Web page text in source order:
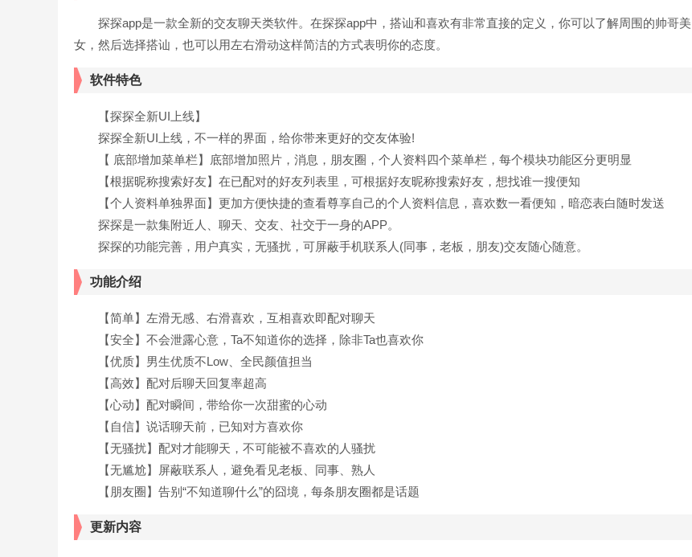
探探app是一款全新的交友聊天类软件。在探探app中，搭讪和喜欢有非常直接的定义，你可以了解周围的帅哥美
女，然后选择搭讪，也可以用左右滑动这样简洁的方式表明你的态度。
软件特色
【探探全新UI上线】
探探全新UI上线，不一样的界面，给你带来更好的交友体验!
【 底部增加菜单栏】底部增加照片，消息，朋友圈，个人资料四个菜单栏，每个模块功能区分更明显
【根据昵称搜索好友】在已配对的好友列表里，可根据好友昵称搜索好友，想找谁一搜便知
【个人资料单独界面】更加方便快捷的查看尊享自己的个人资料信息，喜欢数一看便知，暗恋表白随时发送
探探是一款集附近人、聊天、交友、社交于一身的APP。
探探的功能完善，用户真实，无骚扰，可屏蔽手机联系人(同事，老板，朋友)交友随心随意。
功能介绍
【简单】左滑无感、右滑喜欢，互相喜欢即配对聊天
【安全】不会泄露心意，Ta不知道你的选择，除非Ta也喜欢你
【优质】男生优质不Low、全民颜值担当
【高效】配对后聊天回复率超高
【心动】配对瞬间，带给你一次甜蜜的心动
【自信】说话聊天前，已知对方喜欢你
【无骚扰】配对才能聊天，不可能被不喜欢的人骚扰
【无尴尬】屏蔽联系人，避免看见老板、同事、熟人
【朋友圈】告别“不知道聊什么”的囧境，每条朋友圈都是话题
更新内容